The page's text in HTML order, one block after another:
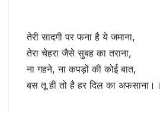
तेरी सादगी पर फना है ये जमाना,
तेरा चेहरा जैसे सुबह का तराना,
ना गहने, ना कपड़ों की कोई बात,
बस तू ही तो है हर दिल का अफसाना।।